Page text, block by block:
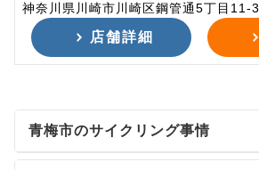
神奈川県川崎市川崎区鋼管通5丁目11-3
店舗詳細
青梅市のサイクリング事情